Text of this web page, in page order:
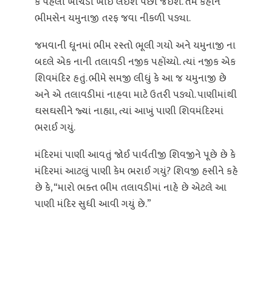
ભીમસેન યમુનાજી તરફ જવા નીકળી પડ્યા.
જમવાની ધૂનમાં ભીમ રસ્તો ભૂલી ગયો અને યમુનાજી ના
બદલે એક નાની તલાવડી નજીક પહોંચ્યો. ત્યાં નજીક એક
શિવમંદિર હતું. ભીમે સમજી લીધું કે આ જ યમુનાજી છે
અને એ તલાવડીમાં નાહવા માટે ઉતરી પડ્યો. પાણીમાંથી
ઘસઘસીને જ્યાં નાહ્યા, ત્યાં આખું પાણી શિવમંદિરમાં
ભરાઈ ગયું.
મંદિરમાં પાણી આવતું જોઈ પાર્વતીજી શિવજીને પૂછે છે કે
મંદિરમાં આટલું પાણી કેમ ભરાઈ ગયું? શિવજી હસીને કહે
છે કે, “મારો ભક્ત ભીમ તલાવડીમાં નાહે છે એટલે આ
પાણી મંદિર સુધી આવી ગયું છે.”